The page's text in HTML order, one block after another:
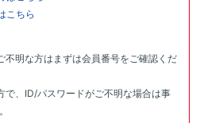
こちら
明な方はまずは会員番号をご確認くだ
で、ID/パスワードがご不明な場合は事